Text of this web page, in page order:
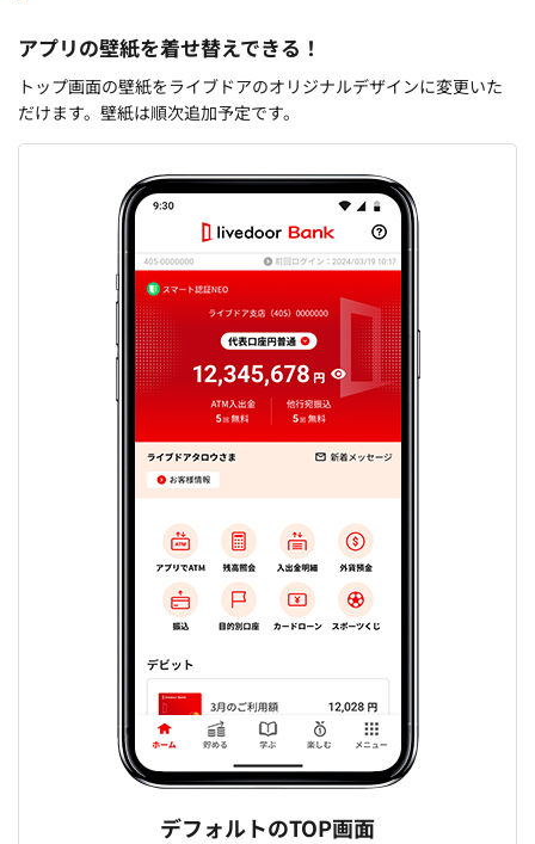
アプリの壁紙を着せ替えできる！
トップ画面の壁紙をライブドアのオリジナルデザインに変更いた
だけます。壁紙は順次追加予定です。
デフォルトのTOP画面